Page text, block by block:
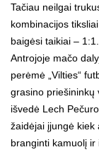
Tačiau neilgai
kombinacijos
baigėsi taikiai – 1:1.
Antrojoje mačo
perėmė „Vilties“
grasino priešininkų
išvedė Lech
žaidėjai įjungė kiek
branginti kamuolį ir